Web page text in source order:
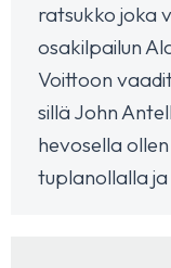
ratsukko joka
osakilpailun
Voittoon
sillä John
hevosella
tuplanollalla